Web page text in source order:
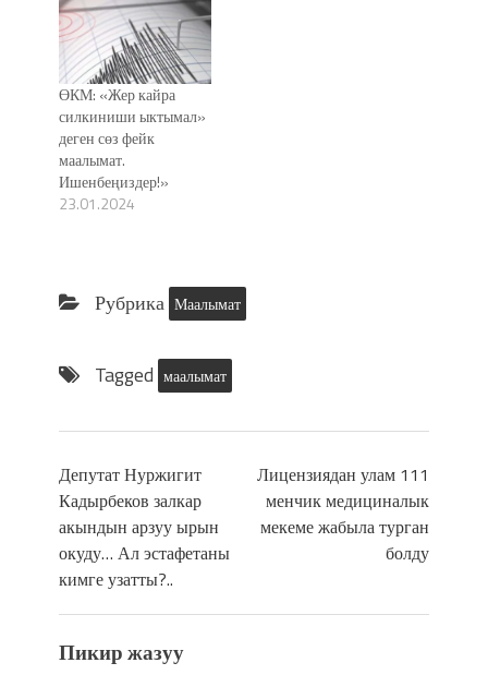
ӨКМ: «Жер кайра
силкиниши ыктымал»
деген сөз фейк
маалымат.
Ишенбеңиздер!»
23.01.2024
Рубрика Маалымат
Tagged маалымат
Депутат Нуржигит
Кадырбеков залкар
акындын арзуу ырын
окуду… Ал эстафетаны
кимге узатты?..
Лицензиядан улам 111
менчик медициналык
мекеме жабыла турган
болду
Пикир жазуу